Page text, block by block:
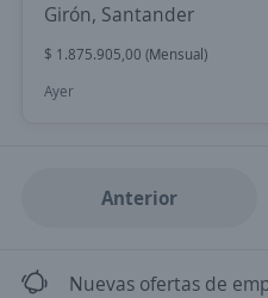
Girón, Santander
$ 1.875.905,00 (Mensual)
Ayer
Anterior
Nuevas ofertas de